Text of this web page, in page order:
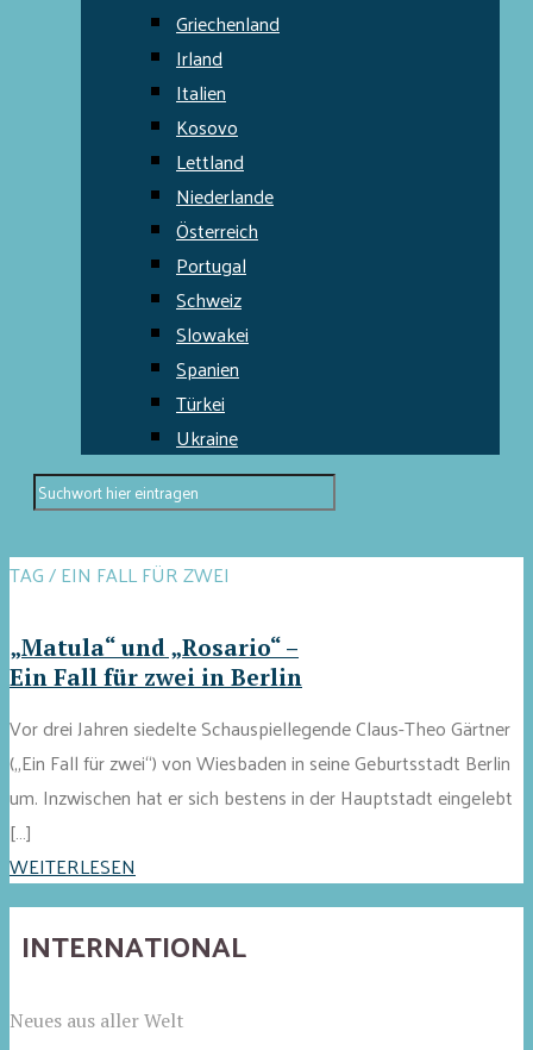
Griechenland
Irland
Italien
Kosovo
Lettland
Niederlande
Österreich
Portugal
Schweiz
Slowakei
Spanien
Türkei
Ukraine
TAG / EIN FALL FÜR ZWEI
„Matula“ und „Rosario“ –
Ein Fall für zwei in Berlin
Vor drei Jahren siedelte Schauspiellegende Claus-Theo Gärtner
(„Ein Fall für zwei“) von Wiesbaden in seine Geburtsstadt Berlin
um. Inzwischen hat er sich bestens in der Hauptstadt eingelebt
[…]
WEITERLESEN
INTERNATIONAL
Neues aus aller Welt